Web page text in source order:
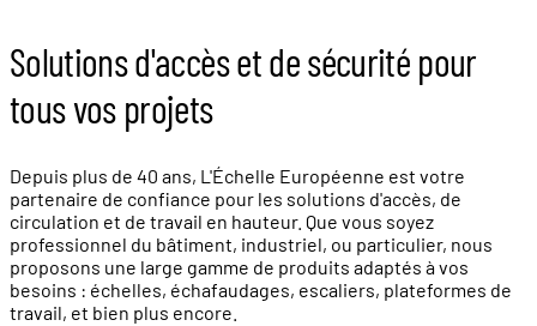
Solutions d'accès et de sécurité pour
tous vos projets
Depuis plus de 40 ans, L'Échelle Européenne est votre
partenaire de confiance pour les solutions d'accès, de
circulation et de travail en hauteur. Que vous soyez
professionnel du bâtiment, industriel, ou particulier, nous
proposons une large gamme de produits adaptés à vos
besoins : échelles, échafaudages, escaliers, plateformes de
travail, et bien plus encore.